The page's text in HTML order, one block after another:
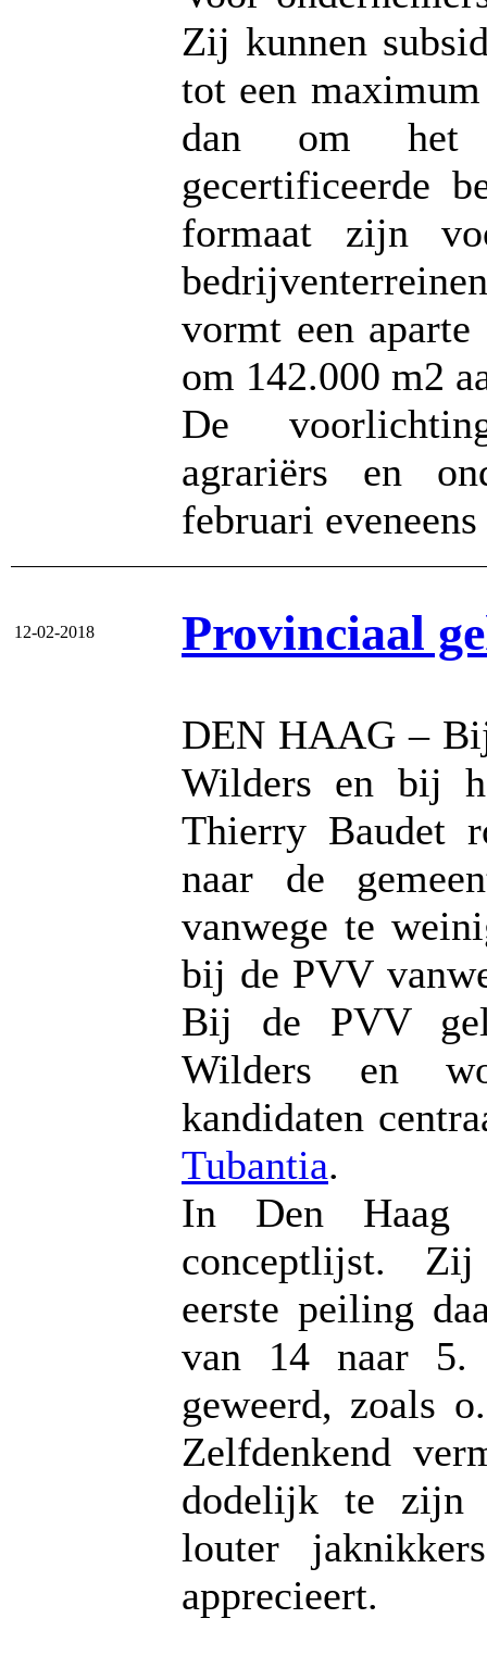
Zij kunnen
tot een
dan om het
gecertificeerde
formaat zijn
vormt een
om 142.000 m2
De
agrariërs en
februari
12-02-2018 Provinciaal
DEN HAAG –
Wilders en bij
Thierry Baudet
naar de
vanwege te
bij de PVV
Bij de PVV
Wilders en
kandidaten
Tubantia.
In Den Haag
conceptlijst. Zij
eerste peiling
van 14 naar 5.
geweerd, zoals
Zelfdenkend
dodelijk te zijn
louter
apprecieert.